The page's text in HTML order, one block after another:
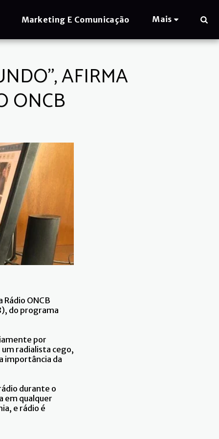
Marketing E Comunicação Mais
AFIRMA
ONCB
ONCB
do programa
por
um radialista cego,
importância da
durante o
em qualquer
e rádio é